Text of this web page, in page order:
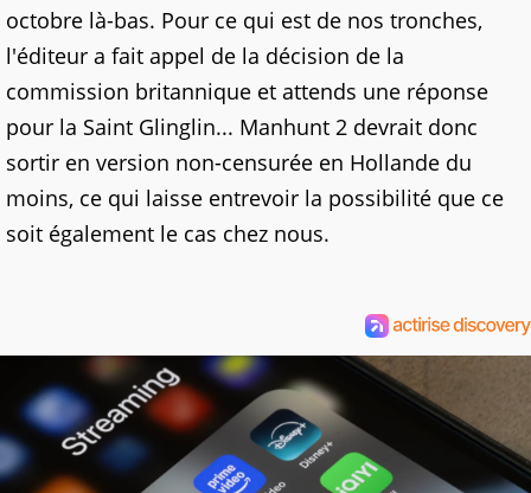
octobre là-bas. Pour ce qui est de nos tronches,
l'éditeur a fait appel de la décision de la
commission britannique et attends une réponse
pour la Saint Glinglin... Manhunt 2 devrait donc
sortir en version non-censurée en Hollande du
moins, ce qui laisse entrevoir la possibilité que ce
soit également le cas chez nous.